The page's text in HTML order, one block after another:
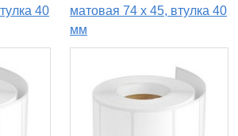
40
матовая 74 x 45, втулка 40
мм